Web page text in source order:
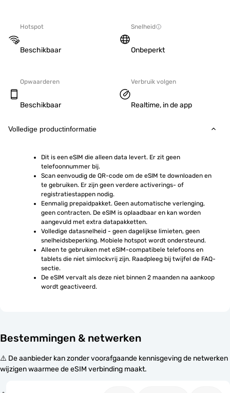
Hotspot
Beschikbaar
Snelheid
Onbeperkt
Opwaarderen
Beschikbaar
Verbruik volgen
Realtime, in de app
Volledige productinformatie
Dit is een eSIM die alleen data levert. Er zit geen
telefoonnummer bij.
Scan eenvoudig de QR-code om de eSIM te downloaden en
te gebruiken. Er zijn geen verdere activerings- of
registratiestappen nodig.
Eenmalig prepaidpakket. Geen automatische verlenging,
geen contracten. De eSIM is oplaadbaar en kan worden
aangevuld met extra datapakketten.
Volledige datasnelheid - geen dagelijkse limieten, geen
snelheidsbeperking. Mobiele hotspot wordt ondersteund.
Alleen te gebruiken met eSIM-compatibele telefoons en
tablets die niet simlockvrij zijn. Raadpleeg bij twijfel de FAQ-
sectie.
De eSIM vervalt als deze niet binnen 2 maanden na aankoop
wordt geactiveerd.
Bestemmingen & netwerken
⚠️ De aanbieder kan zonder voorafgaande kennisgeving de netwerken
wijzigen waarmee de eSIM verbinding maakt.